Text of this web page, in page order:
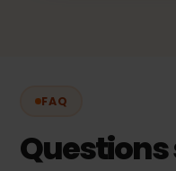
FAQ
Questions